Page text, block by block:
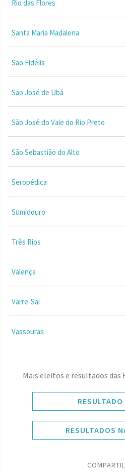
Rio das Flores
Santa Maria Madalena
São Fidélis
São José de Ubá
São José do Vale do Rio Preto
São Sebastião do Alto
Seropédica
Sumidouro
Três Rios
Valença
Varre-Sai
Vassouras
Mais eleitos e resultados das
RESULTADOS